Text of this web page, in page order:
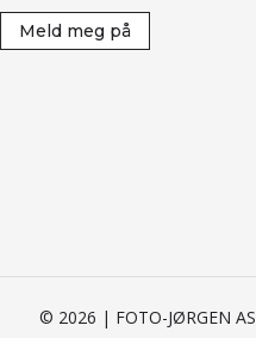
Meld meg på
© 2026 | FOTO-JØRGEN AS